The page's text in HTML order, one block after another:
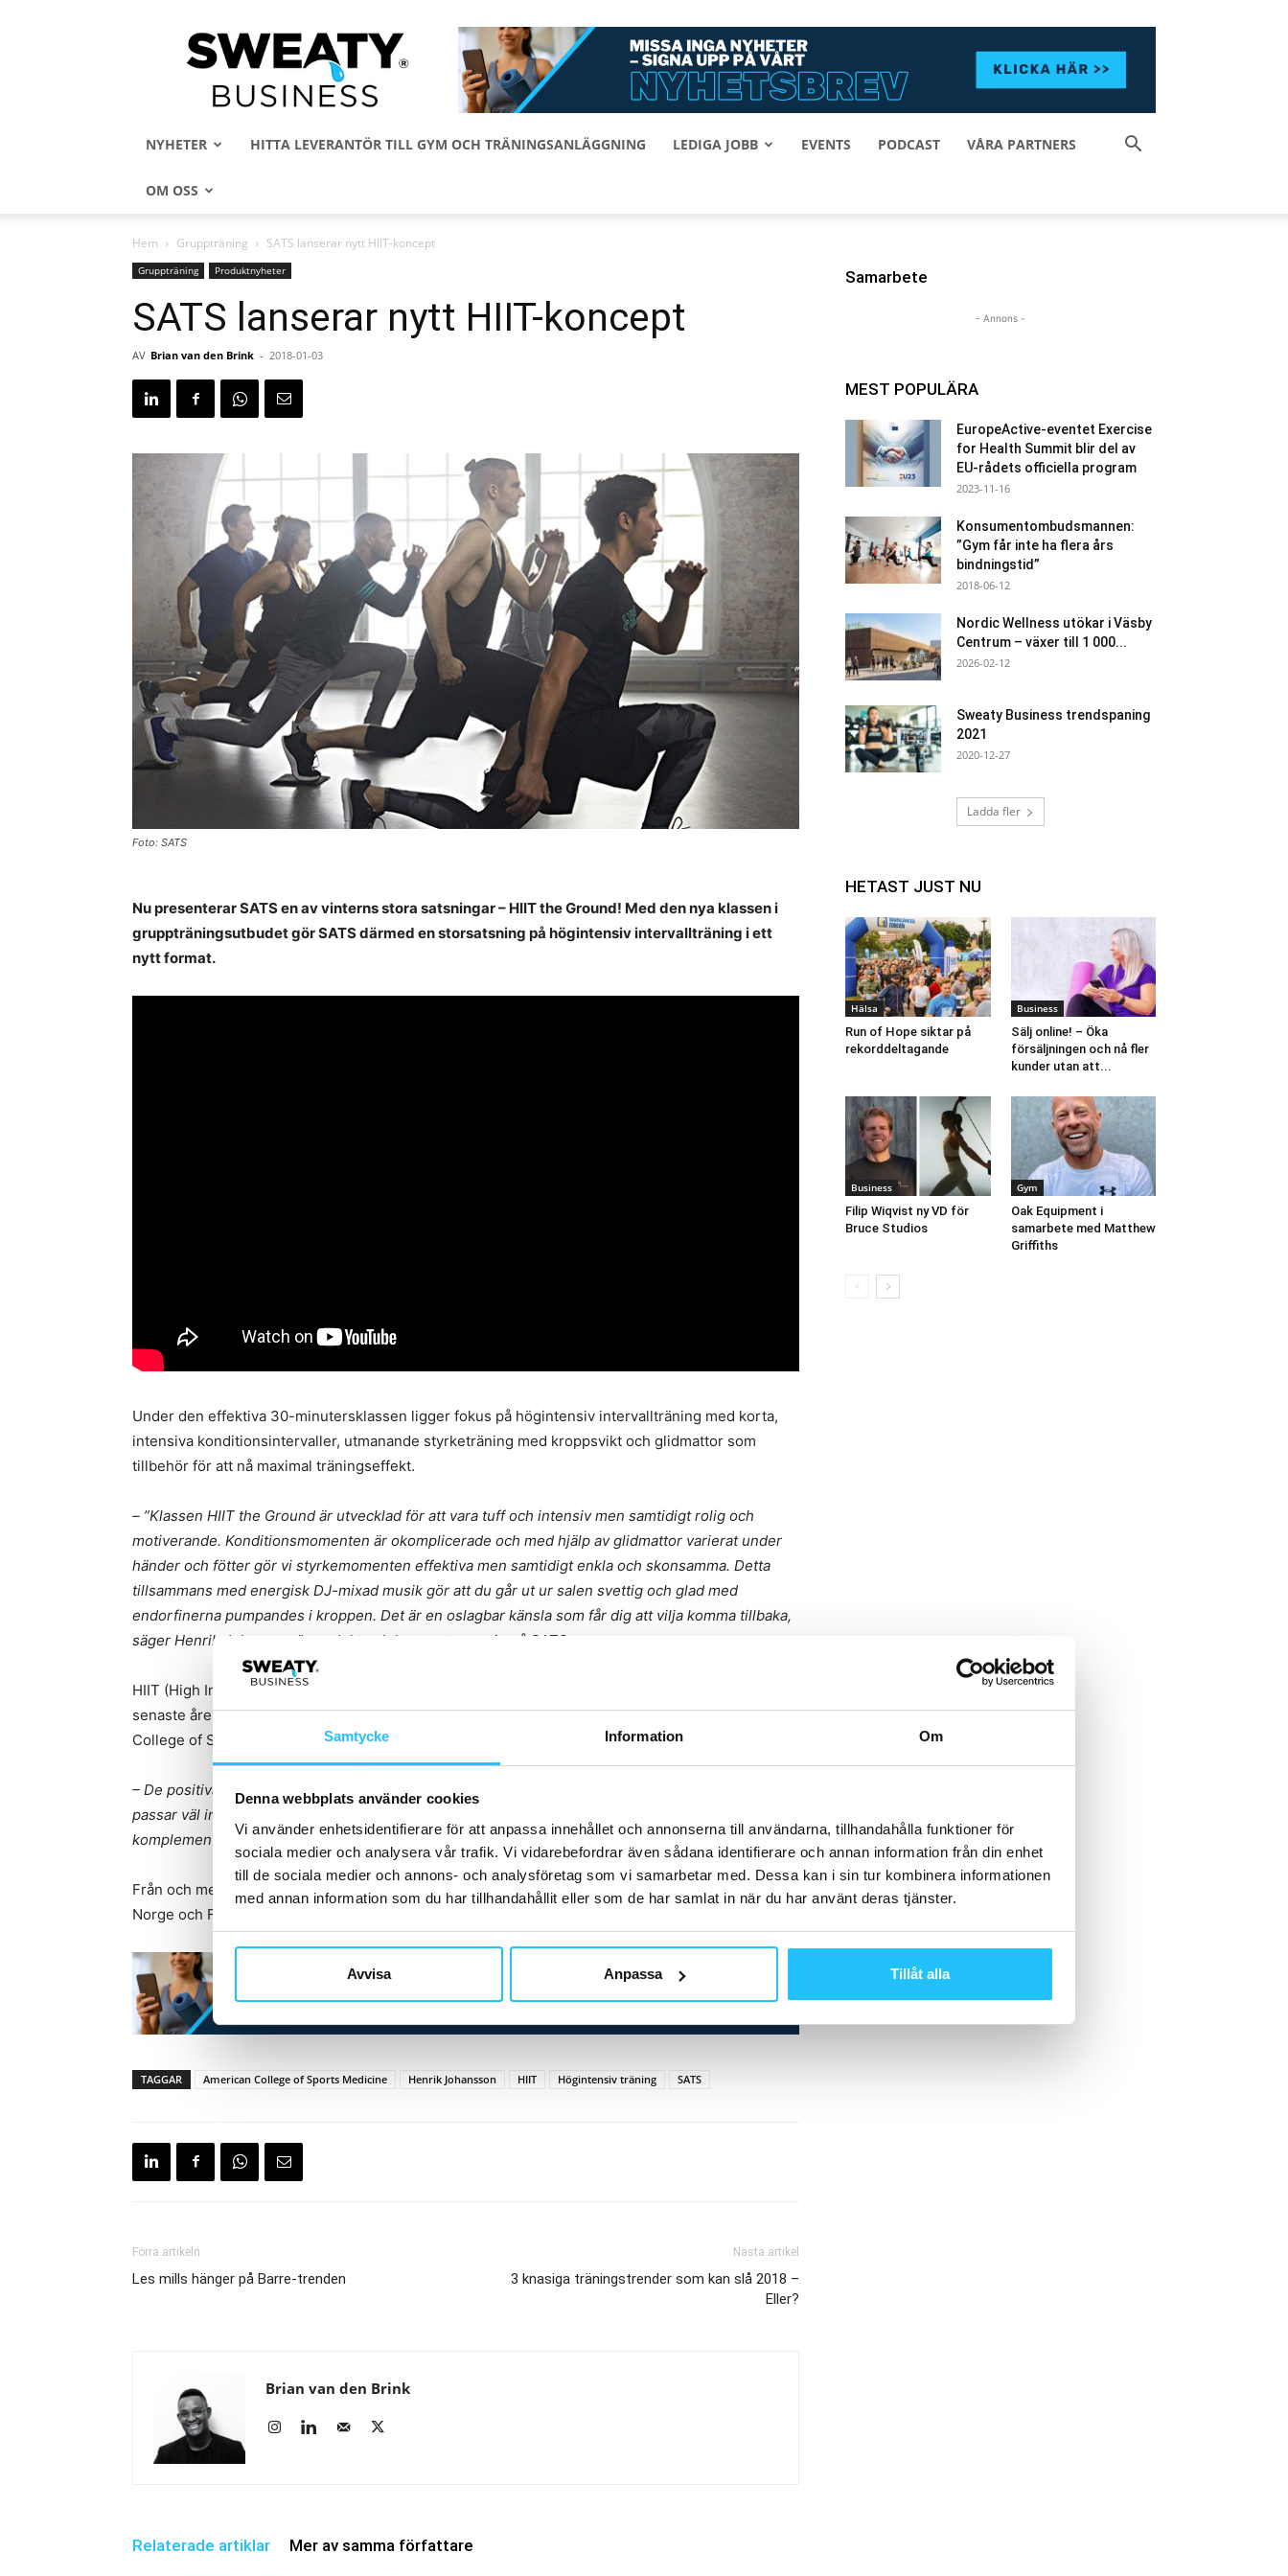
Samtycke Information Om
Denna webbplats använder cookies
Vi använder enhetsidentifierare för att anpassa innehållet och annonserna till användarna, tillhandahålla funktioner för
sociala medier och analysera vår trafik. Vi vidarebefordrar även sådana identifierare och annan information från din enhet
till de sociala medier och annons- och analysföretag som vi samarbetar med. Dessa kan i sin tur kombinera informationen
med annan information som du har tillhandahållit eller som de har samlat in när du har använt deras tjänster.
Avvisa Anpassa Tillåt alla
Sweaty
Business
NYHETER HITTA LEVERANTÖR TILL GYM OCH TRÄNINGSANLÄGGNING LEDIGA JOBB EVENTS PODCAST VÅRA PARTNERS
OM OSS
Hem Gruppträning SATS lanserar nytt HIIT-koncept
Gruppträning Produktnyheter
SATS lanserar nytt HIIT-koncept
AV Brian van den Brink - 2018-01-03
Foto: SATS
Nu presenterar SATS en av vinterns stora satsningar – HIIT the Ground! Med den nya klassen i
gruppträningsutbudet gör SATS därmed en storsatsning på högintensiv intervallträning i ett
nytt format.
Under den effektiva 30-minutersklassen ligger fokus på högintensiv intervallträning med korta,
intensiva konditionsintervaller, utmanande styrketräning med kroppsvikt och glidmattor som
tillbehör för att nå maximal träningseffekt.
– ”Klassen HIIT the Ground är utvecklad för att vara tuff och intensiv men samtidigt rolig och
motiverande. Konditionsmomenten är okomplicerade och med hjälp av glidmattor varierat under
händer och fötter gör vi styrkemomenten effektiva men samtidigt enkla och skonsamma. Detta
tillsammans med energisk DJ-mixad musik gör att du går ut ur salen svettig och glad med
endorfinerna pumpandes i kroppen. Det är en oslagbar känsla som får dig att vilja komma tillbaka,
säger Henrik Johansson”,
produkt och konceptansvarig på SATS.
HIIT (High Intensity Intervall Training) har legat i topp över de mest populära träningstrenderna de
senaste åren och 2018 spås det bli större än någonsin enligt den årligarapportenfrån American
College of Sports Medicine. Detta är någonting som tydligt märkts av på SATS.
– De positiva effekterna av HIIT-träning är väl belagda och det korta formatet på HIIT-träning
passar väl in i en modern livsstil. Därför tror vi att HIIT the Ground kommer bli ett väldigt bra
komplement till vårt övriga utbud, säger Henrik Johansson
Från och med den 8 januari erbjuds HIIT the Groundpå de flesta av SATS träningscenter i Sverige,
Norge och Finland.
TAGGAR American College of Sports Medicine Henrik Johansson HIIT Högintensiv träning SATS
Förra artikeln
Les mills hänger på Barre-trenden
Nästa artikel
3 knasiga träningstrender som kan slå 2018 –
Eller?
Brian van den Brink
Relaterade artiklar Mer av samma författare
Samarbete
- Annons -
MEST POPULÄRA
EuropeActive-eventet Exercise
for Health Summit blir del av
EU-rådets officiella program
2023-11-16
Konsumentombudsmannen:
”Gym får inte ha flera års
bindningstid”
2018-06-12
Nordic Wellness utökar i Väsby
Centrum – växer till 1 000...
2026-02-12
Sweaty Business trendspaning
2021
2020-12-27
Ladda fler
HETAST JUST NU
Hälsa
Run of Hope siktar på
rekorddeltagande
Business
Sälj online! – Öka
försäljningen och nå fler
kunder utan att...
Business
Filip Wiqvist ny VD för
Bruce Studios
Gym
Oak Equipment i
samarbete med Matthew
Griffiths